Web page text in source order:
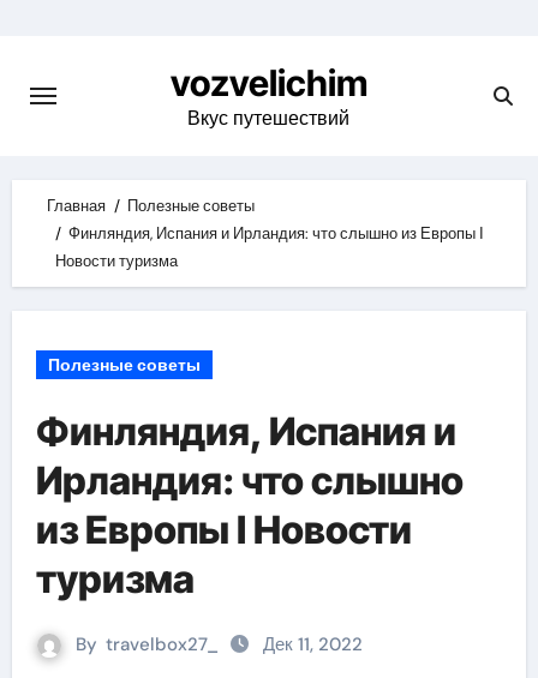
content
vozvelichim
Вкус путешествий
Главная
Полезные советы
Финляндия, Испания и Ирландия: что слышно из Европы Ӏ
Новости туризма
Полезные советы
Финляндия, Испания и
Ирландия: что слышно
из Европы Ӏ Новости
туризма
By travelbox27_ Дек 11, 2022